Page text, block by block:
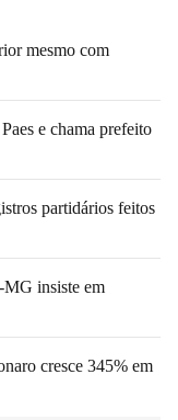
mesmo com
e chama prefeito
partidários feitos
MG insiste em
cresce 345% em